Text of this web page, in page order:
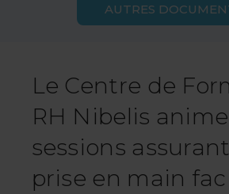
AUTRES
Le Centre de
RH Nibelis
sessions
prise en main